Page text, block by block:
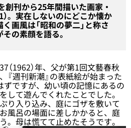
創刊から25年間描いた画家・
。実在しないのにどこか懐か
画風は「昭和の夢二」と称さ
の素顔を語る。
1962）年、父が第1回文藝春秋
『週刊新潮』の表紙絵が始まった
ですが、幼い頃の記憶にあるの
して遊んでくれたことでした。
り入り込み、庭にゴザを敷いて
風呂の場面に差しかかると、庭
。母は慌てて止めたそうです。